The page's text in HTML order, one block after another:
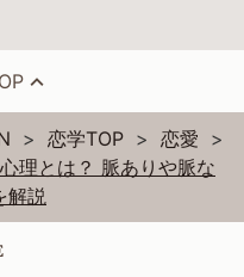
恋学TOP
恋愛
理とは？ 脈ありや脈な
解説